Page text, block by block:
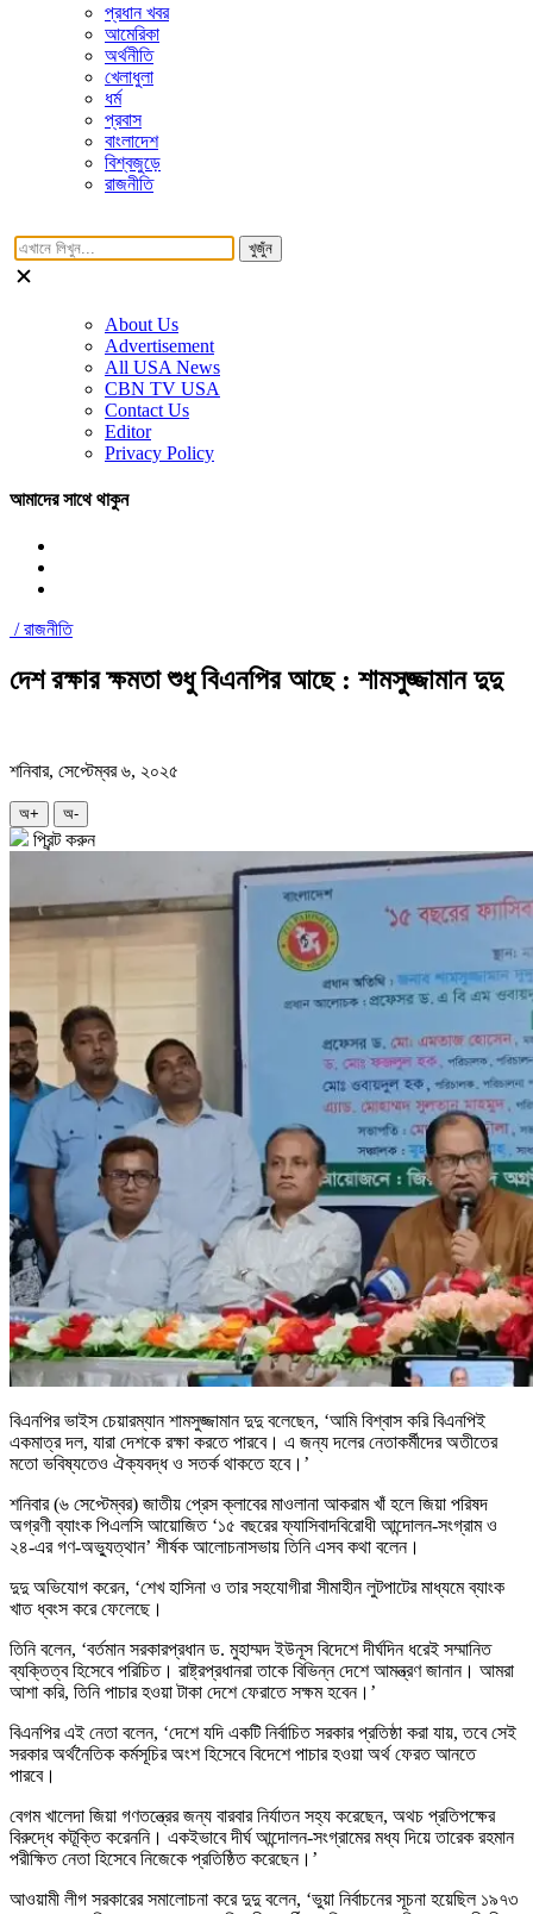
প্রধান খবর
আমেরিকা
অর্থনীতি
খেলাধুলা
ধর্ম
প্রবাস
বাংলাদেশ
বিশ্বজুড়ে
রাজনীতি
খুজুঁন
About Us
Advertisement
All USA News
CBN TV USA
Contact Us
Editor
Privacy Policy
আমাদের সাথে থাকুন
/রাজনীতি
দেশ রক্ষার ক্ষমতা শুধু বিএনপির আছে : শামসুজ্জামান দুদু
শনিবার, সেপ্টেম্বর ৬, ২০২৫
অ+ অ-
প্রিন্ট করুন
বিএনপির ভাইস চেয়ারম্যান শামসুজ্জামান দুদু বলেছেন, ‘আমি বিশ্বাস করি বিএনপিই
একমাত্র দল, যারা দেশকে রক্ষা করতে পারবে। এ জন্য দলের নেতাকর্মীদের অতীতের
মতো ভবিষ্যতেও ঐক্যবদ্ধ ও সতর্ক থাকতে হবে।’
শনিবার (৬ সেপ্টেম্বর) জাতীয় প্রেস ক্লাবের মাওলানা আকরাম খাঁ হলে জিয়া পরিষদ
অগ্রণী ব্যাংক পিএলসি আয়োজিত ‘১৫ বছরের ফ্যাসিবাদবিরোধী আন্দোলন-সংগ্রাম ও
২৪-এর গণ-অভ্যুত্থান’ শীর্ষক আলোচনাসভায় তিনি এসব কথা বলেন।
দুদু অভিযোগ করেন, ‘শেখ হাসিনা ও তার সহযোগীরা সীমাহীন লুটপাটের মাধ্যমে ব্যাংক
খাত ধ্বংস করে ফেলেছে।
তিনি বলেন, ‘বর্তমান সরকারপ্রধান ড. মুহাম্মদ ইউনূস বিদেশে দীর্ঘদিন ধরেই সম্মানিত
ব্যক্তিত্ব হিসেবে পরিচিত। রাষ্ট্রপ্রধানরা তাকে বিভিন্ন দেশে আমন্ত্রণ জানান। আমরা
আশা করি, তিনি পাচার হওয়া টাকা দেশে ফেরাতে সক্ষম হবেন।’
বিএনপির এই নেতা বলেন, ‘দেশে যদি একটি নির্বাচিত সরকার প্রতিষ্ঠা করা যায়, তবে সেই
সরকার অর্থনৈতিক কর্মসূচির অংশ হিসেবে বিদেশে পাচার হওয়া অর্থ ফেরত আনতে
পারবে।
বেগম খালেদা জিয়া গণতন্ত্রের জন্য বারবার নির্যাতন সহ্য করেছেন, অথচ প্রতিপক্ষের
বিরুদ্ধে কটূক্তি করেননি। একইভাবে দীর্ঘ আন্দোলন-সংগ্রামের মধ্য দিয়ে তারেক রহমান
পরীক্ষিত নেতা হিসেবে নিজেকে প্রতিষ্ঠিত করেছেন।’
আওয়ামী লীগ সরকারের সমালোচনা করে দুদু বলেন, ‘ভুয়া নির্বাচনের সূচনা হয়েছিল ১৯৭৩